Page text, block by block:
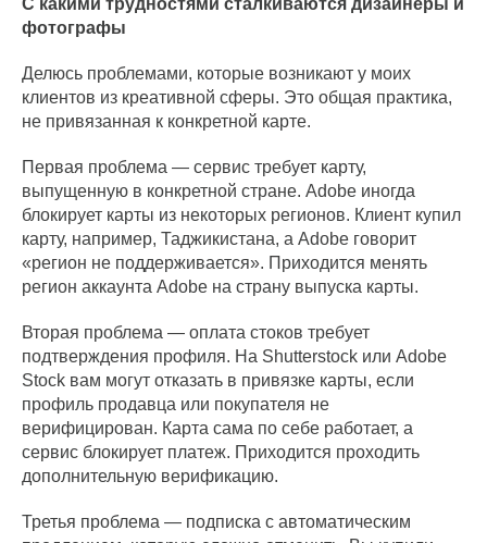
С какими трудностями сталкиваются дизайнеры и
фотографы
Делюсь проблемами, которые возникают у моих
клиентов из креативной сферы. Это общая практика,
не привязанная к конкретной карте.
Первая проблема — сервис требует карту,
выпущенную в конкретной стране. Adobe иногда
блокирует карты из некоторых регионов. Клиент купил
карту, например, Таджикистана, а Adobe говорит
«регион не поддерживается». Приходится менять
регион аккаунта Adobe на страну выпуска карты.
Вторая проблема — оплата стоков требует
подтверждения профиля. На Shutterstock или Adobe
Stock вам могут отказать в привязке карты, если
профиль продавца или покупателя не
верифицирован. Карта сама по себе работает, а
сервис блокирует платеж. Приходится проходить
дополнительную верификацию.
Третья проблема — подписка с автоматическим